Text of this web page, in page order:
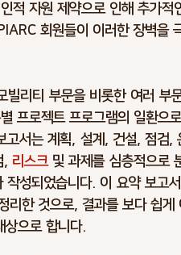
적 자원 제약으로 인해 추가적
회원들이 이러한 장벽을
리티 부문을 비롯한 여러 부
프로젝트 프로그램의 일환으
서는 계획, 설계, 건설, 점검,
, 리스크 및 과제를 심층적으로
성되었습니다. 이 요약 보고
리한 것으로, 결과를 보다 쉽
상으로 합니다.